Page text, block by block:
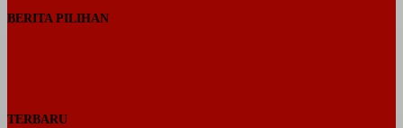
BERITA PILIHAN
TERBARU